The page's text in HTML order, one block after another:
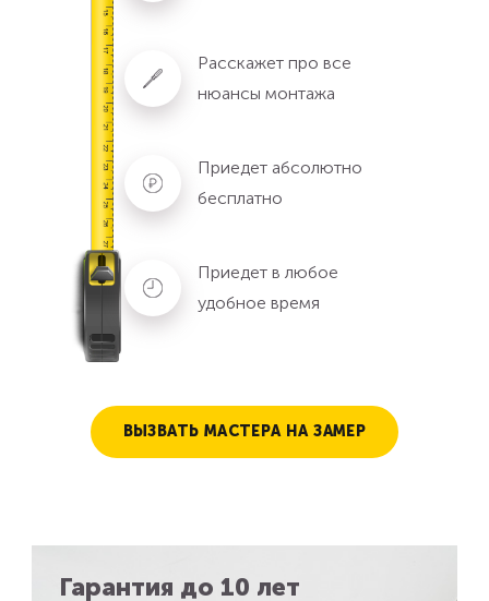
Расскажет про все
нюансы монтажа
Приедет абсолютно
бесплатно
Приедет в любое
удобное время
ВЫЗВАТЬ МАСТЕРА НА ЗАМЕР
Гарантия до 10 лет